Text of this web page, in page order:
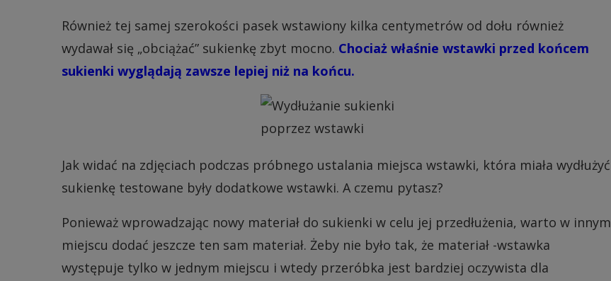
Również tej samej szerokości pasek wstawiony kilka centymetrów od dołu również
wydawał się „obciążać” sukienkę zbyt mocno. Chociaż właśnie wstawki przed końcem
sukienki wyglądają zawsze lepiej niż na końcu.
Jak widać na zdjęciach podczas próbnego ustalania miejsca wstawki, która miała wydłużyć
sukienkę testowane były dodatkowe wstawki. A czemu pytasz?
Ponieważ wprowadzając nowy materiał do sukienki w celu jej przedłużenia, warto w innym
miejscu dodać jeszcze ten sam materiał. Żeby nie było tak, że materiał -wstawka
występuje tylko w jednym miejscu i wtedy przeróbka jest bardziej oczywista dla